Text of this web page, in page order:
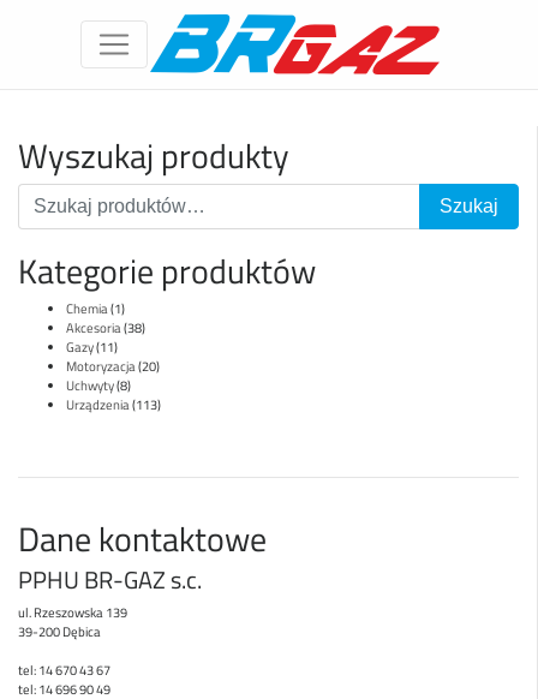
Wyszukaj produkty
Kategorie produktów
Chemia(1)
Akcesoria(38)
Gazy(11)
Motoryzacja(20)
Uchwyty(8)
Urządzenia(113)
Dane kontaktowe
PPHU BR-GAZ s.c.
ul. Rzeszowska 139
39-200 Dębica
tel: 14 670 43 67
tel: 14 696 90 49